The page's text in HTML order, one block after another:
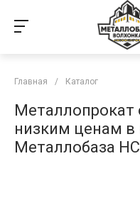
Главная / Каталог
Металлопрокат
низким ценам в
Металлобаза